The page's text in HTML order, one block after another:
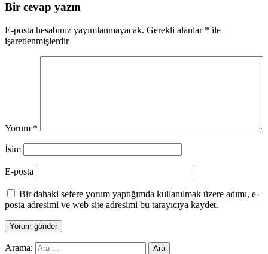
Bir cevap yazın
E-posta hesabınız yayımlanmayacak. Gerekli alanlar * ile
işaretlenmişlerdir
Yorum *
İsim
E-posta
Bir dahaki sefere yorum yaptığımda kullanılmak üzere adımı, e-
posta adresimi ve web site adresimi bu tarayıcıya kaydet.
Arama: